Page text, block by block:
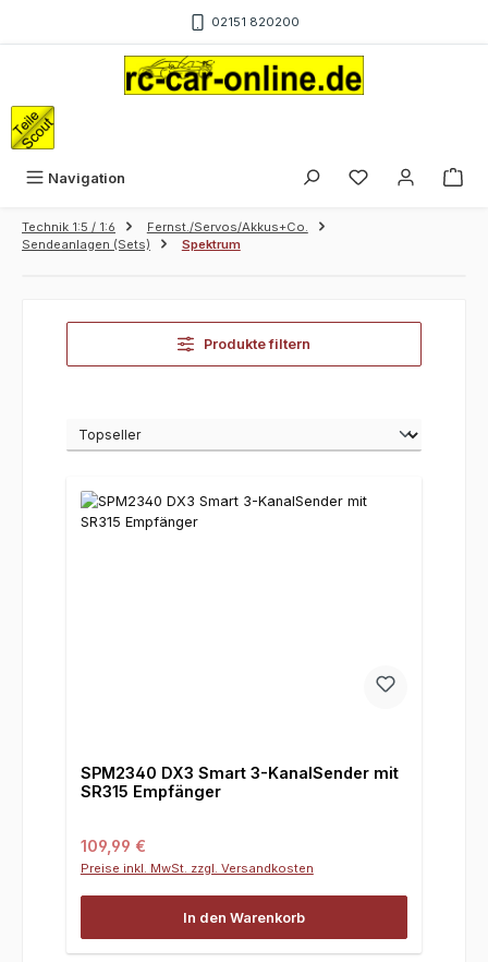
02151 820200
Navigation
Technik 1:5 / 1:6
Fernst./Servos/Akkus+Co.
Sendeanlagen (Sets)
Spektrum
Produkte filtern
SPM2340 DX3 Smart 3-KanalSender mit
SR315 Empfänger
Regulärer Preis:
109,99 €
Preise inkl. MwSt. zzgl. Versandkosten
In den Warenkorb